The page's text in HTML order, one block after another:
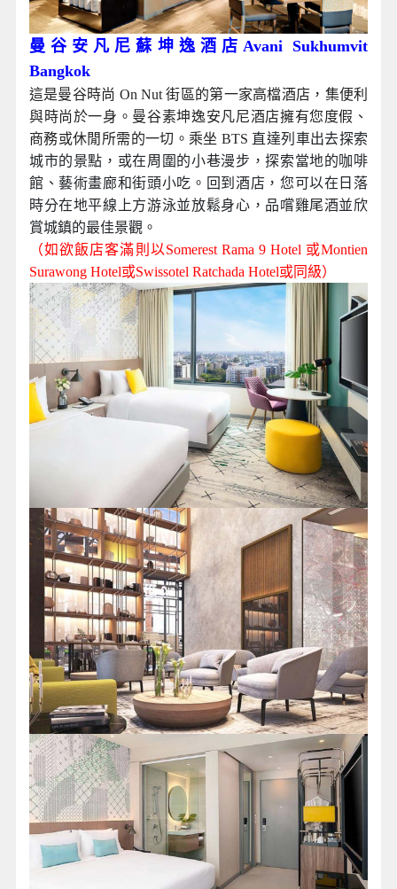
曼谷安凡尼蘇坤逸酒店Avani Sukhumvit
Bangkok
這是曼谷時尚 On Nut 街區的第一家高檔酒店，集便利
與時尚於一身。曼谷素坤逸安凡尼酒店擁有您度假、
商務或休閒所需的一切。乘坐 BTS 直達列車出去探索
城市的景點，或在周圍的小巷漫步，探索當地的咖啡
館、藝術畫廊和街頭小吃。回到酒店，您可以在日落
時分在地平線上方游泳並放鬆身心，品嚐雞尾酒並欣
賞城鎮的最佳景觀。
（如欲飯店客滿則以Somerest Rama 9 Hotel 或Montien
Surawong Hotel或Swissotel Ratchada Hotel或同級）